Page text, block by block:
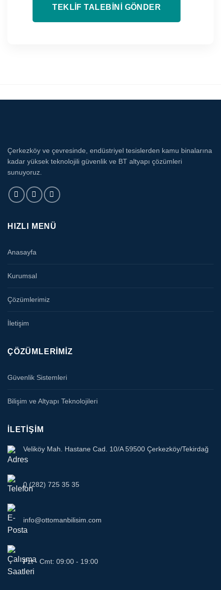
Çerkezköy ve çevresinde, endüstriyel tesislerden kamu binalarına
kadar yüksek teknolojili güvenlik ve BT altyapı çözümleri
sunuyoruz.
HIZLI MENÜ
Anasayfa
Kurumsal
Çözümlerimiz
İletişim
ÇÖZÜMLERIMIZ
Güvenlik Sistemleri
Bilişim ve Altyapı Teknolojileri
İLETIŞIM
Veliköy Mah. Hastane Cad. 10/A 59500 Çerkezköy/Tekirdağ
0 (282) 725 35 35
info@ottomanbilisim.com
Pzt - Cmt: 09:00 - 19:00